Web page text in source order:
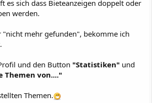
es sich dass Bieteanzeigen doppelt oder
werden.
"nicht mehr gefunden", bekomme ich
und den Button "Statistiken" und
Themen von...."
Themen.